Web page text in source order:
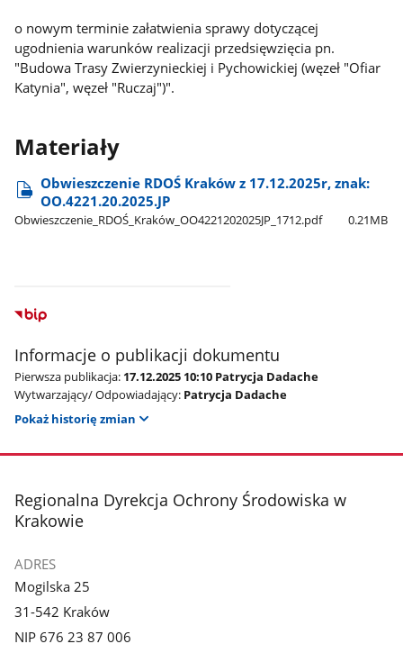
o nowym terminie załatwienia sprawy dotyczącej
ugodnienia warunków realizacji przedsięwzięcia pn.
"Budowa Trasy Zwierzynieckiej i Pychowickiej (węzeł "Ofiar
Katynia", węzeł "Ruczaj")".
Materiały
Obwieszczenie RDOŚ Kraków z 17.12.2025r, znak:
OO.4221.20.2025.JP
Obwieszczenie​_RDOŚ​_Kraków​_OO4221202025JP​_1712.pdf 0.21MB
Informacje o publikacji dokumentu
Pierwsza publikacja: 17.12.2025 10:10 Patrycja Dadache
Wytwarzający/ Odpowiadający: Patrycja Dadache
Pokaż historię zmian
stopka
Regionalna Dyrekcja Ochrony Środowiska w
Krakowie
ADRES
Mogilska 25
31-542 Kraków
NIP 676 23 87 006